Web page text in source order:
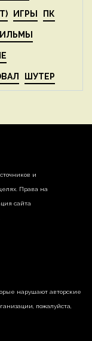
ИГРЫ ПК
ШУТЕР
и
Права на
сайта
нарушают авторские
пожалуйста,